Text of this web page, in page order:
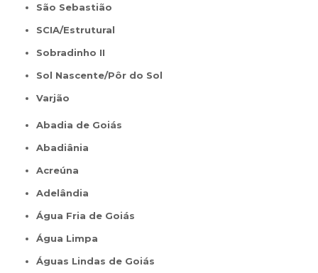
São Sebastião
SCIA/Estrutural
Sobradinho II
Sol Nascente/Pôr do Sol
Varjão
Abadia de Goiás
Abadiânia
Acreúna
Adelândia
Água Fria de Goiás
Água Limpa
Águas Lindas de Goiás